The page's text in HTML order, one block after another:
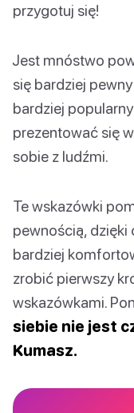
przygotuj się!
Jest mnóstwo
się bardziej
bardziej
prezentować się
sobie z ludźmi.
Te wskazówki
pewnością, dzięki
bardziej
zrobić pierwszy
wskazówkami.
siebie nie jest
Kumasz.